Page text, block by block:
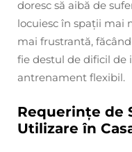
doresc să aibă de
locuiesc în spații mai
mai frustrantă,
fie destul de dificil
antrenament flexibil.
Requerințe de
Utilizare în